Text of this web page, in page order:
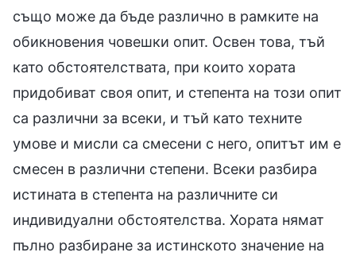
също може да бъде различно в рамките на
обикновения човешки опит. Освен това, тъй
като обстоятелствата, при които хората
придобиват своя опит, и степента на този опит
са различни за всеки, и тъй като техните
умове и мисли са смесени с него, опитът им е
смесен в различни степени. Всеки разбира
истината в степента на различните си
индивидуални обстоятелства. Хората нямат
пълно разбиране за истинското значение на